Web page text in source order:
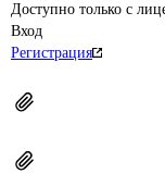
Доступно только с
Вход
Регистрация